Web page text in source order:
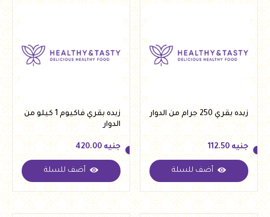
زبده بقري 250 جرام من الدوار
جنيه
جنيه 112.50
أضف للسلة
زبده بقري فاكيوم 1 كيلو من
الدوار
جنيه
جنيه 420.00
أضف للسلة